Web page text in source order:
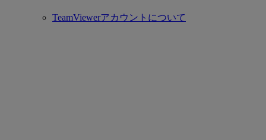
TeamViewerアカウントについて